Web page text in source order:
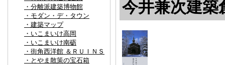
・分離派建築博物館
・モダン・デ・タウン
・建築マップ
・いこまいけ高岡
・いこまいけ南砺
・街角西洋館 ＆ＲＵＩＮＳ
・とやま散策の宝石箱
今井兼次建築